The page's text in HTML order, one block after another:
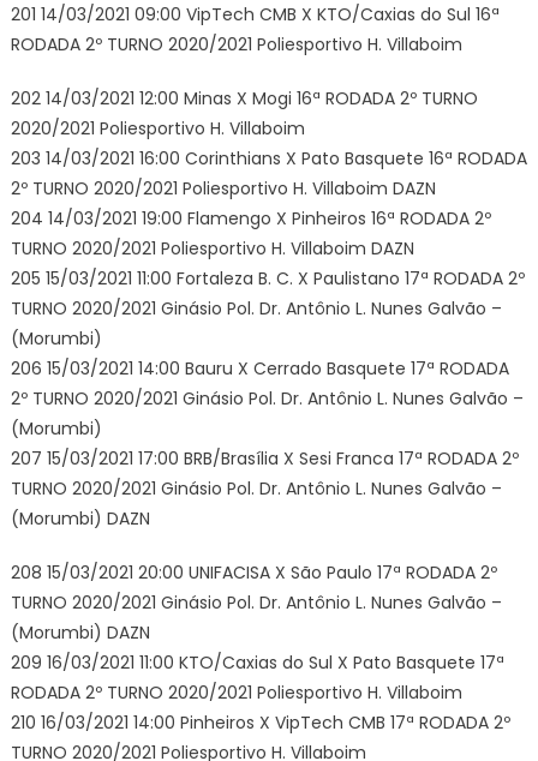
201 14/03/2021 09:00 VipTech CMB X KTO/Caxias do Sul 16ª
RODADA 2º TURNO 2020/2021 Poliesportivo H. Villaboim
202 14/03/2021 12:00 Minas X Mogi 16ª RODADA 2º TURNO
2020/2021 Poliesportivo H. Villaboim
203 14/03/2021 16:00 Corinthians X Pato Basquete 16ª RODADA
2º TURNO 2020/2021 Poliesportivo H. Villaboim DAZN
204 14/03/2021 19:00 Flamengo X Pinheiros 16ª RODADA 2º
TURNO 2020/2021 Poliesportivo H. Villaboim DAZN
205 15/03/2021 11:00 Fortaleza B. C. X Paulistano 17ª RODADA 2º
TURNO 2020/2021 Ginásio Pol. Dr. Antônio L. Nunes Galvão –
(Morumbi)
206 15/03/2021 14:00 Bauru X Cerrado Basquete 17ª RODADA
2º TURNO 2020/2021 Ginásio Pol. Dr. Antônio L. Nunes Galvão –
(Morumbi)
207 15/03/2021 17:00 BRB/Brasília X Sesi Franca 17ª RODADA 2º
TURNO 2020/2021 Ginásio Pol. Dr. Antônio L. Nunes Galvão –
(Morumbi) DAZN
208 15/03/2021 20:00 UNIFACISA X São Paulo 17ª RODADA 2º
TURNO 2020/2021 Ginásio Pol. Dr. Antônio L. Nunes Galvão –
(Morumbi) DAZN
209 16/03/2021 11:00 KTO/Caxias do Sul X Pato Basquete 17ª
RODADA 2º TURNO 2020/2021 Poliesportivo H. Villaboim
210 16/03/2021 14:00 Pinheiros X VipTech CMB 17ª RODADA 2º
TURNO 2020/2021 Poliesportivo H. Villaboim